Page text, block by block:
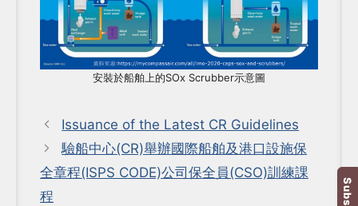
安裝於船舶上的SOx Scrubber示意圖
Issuance of the Latest CR Guidelines
驗船中心(CR)舉辦國際船舶及港口設施保
全章程(ISPS CODE)公司保全員(CSO)訓練課
程